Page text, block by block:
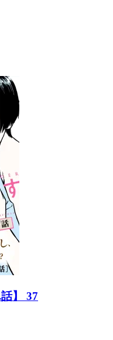
】 37